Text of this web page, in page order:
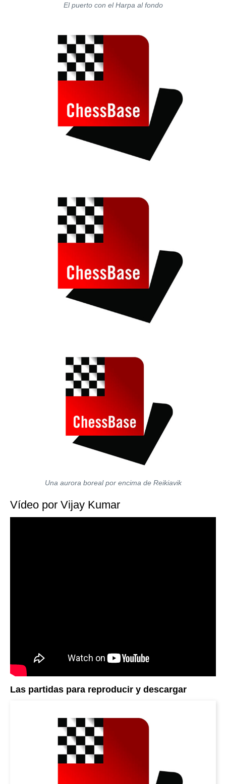
El puerto con el Harpa al fondo
Una aurora boreal por encima de Reikiavik
Vídeo por Vijay Kumar
Las partidas para reproducir y descargar